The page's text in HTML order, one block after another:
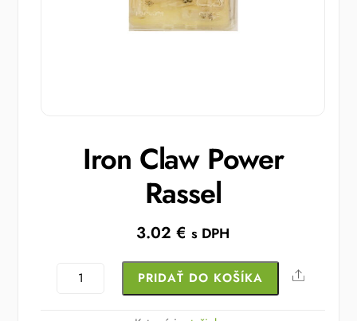
Iron Claw Power
Rassel
3.02€ s DPH
množstvo
PRIDAŤ DO KOŠÍKA Share